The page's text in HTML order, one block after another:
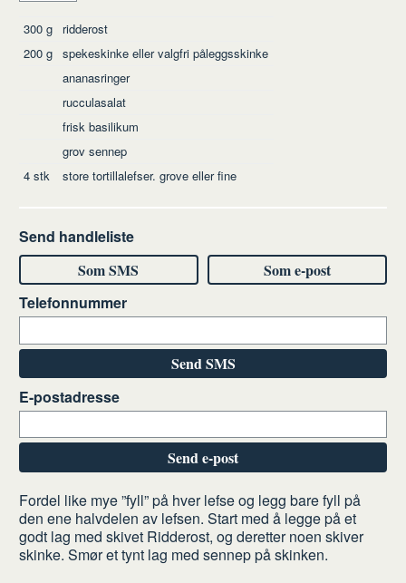
Ingredienser
300g
ridderost
200g spekeskinke eller valgfri påleggsskinke
ananasringer
rucculasalat
frisk basilikum
grov sennep
4stk store tortillalefser. grove eller fine
Send handleliste
Som SMS
Som e-post
Telefonnummer
Send SMS
E-postadresse
Send e-post
Slik
gjør
du
Fordel like mye ”fyll” på hver lefse og legg bare fyll på
den ene halvdelen av lefsen. Start med å legge på et
godt lag med skivet Ridderost, og deretter noen skiver
skinke. Smør et tynt lag med sennep på skinken.